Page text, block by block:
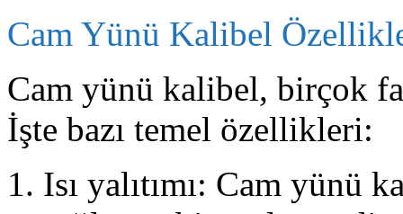
Cam Yünü Kalibel
Cam yünü kalibel, birçok
İşte bazı temel özellikleri:
Isı yalıtımı: Cam yünü